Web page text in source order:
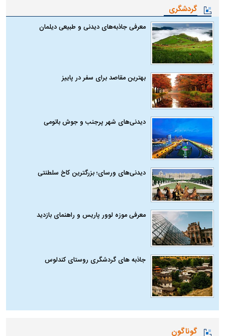
گردشگری
معرفی جاذبه‌های دیدنی و طبیعی دیلمان
بهترین مقاصد برای سفر در پاییز
دیدنی‌های شهر پرجنب و جوش باتومی
دیدنی‌های ورسای؛ بزرگترین کاخ سلطنتی
معرفی موزه لوور پاریس و راهنمای بازدید
جاذبه های گردشگری روستای کندلوس
گوناگون